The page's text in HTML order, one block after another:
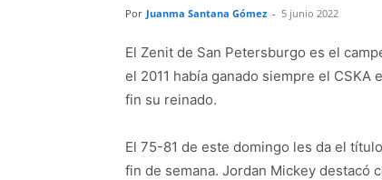
Por Juanma Santana Gómez - 5 junio 2022
El Zenit de San Petersburgo es el
el 2011 había ganado siempre el
fin su reinado.
El 75-81 de este domingo les da el
fin de semana. Jordan Mickey destacó